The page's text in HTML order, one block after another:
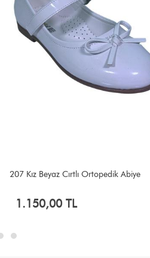
207 Kız Beyaz Cırtlı Ortopedik Abiye
1.150,00 TL